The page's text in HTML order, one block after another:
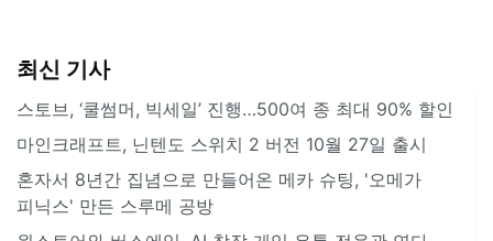
최신 기사
스토브, ‘쿨썸머, 빅세일’ 진행…500여 종 최대 90% 할인
마인크래프트, 닌텐도 스위치 2 버전 10월 27일 출시
혼자서 8년간 집념으로 만들어온 메카 슈팅, '오메가
피닉스' 만든 스루메 공방